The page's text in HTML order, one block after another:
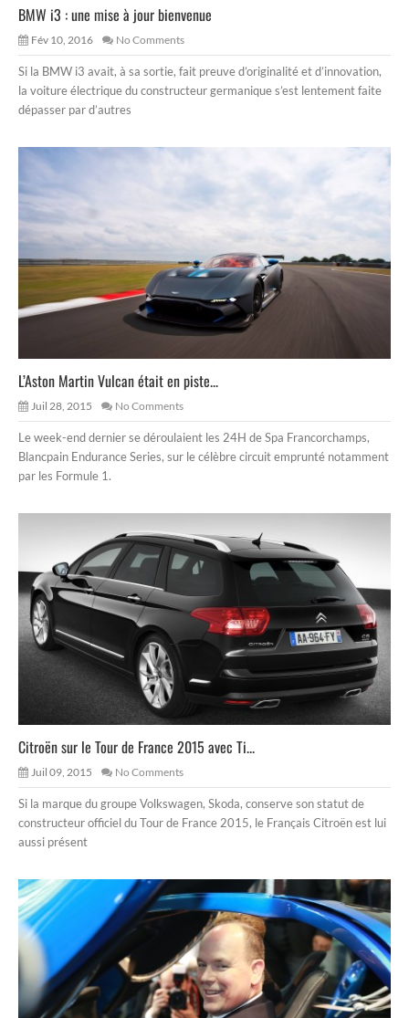
BMW i3 : une mise à jour bienvenue
Fév 10, 2016 No Comments
Si la BMW i3 avait, à sa sortie, fait preuve d’originalité et d’innovation,
la voiture électrique du constructeur germanique s’est lentement faite
dépasser par d’autres
L’Aston Martin Vulcan était en piste...
Juil 28, 2015 No Comments
Le week-end dernier se déroulaient les 24H de Spa Francorchamps,
Blancpain Endurance Series, sur le célèbre circuit emprunté notamment
par les Formule 1.
Citroën sur le Tour de France 2015 avec Ti...
Juil 09, 2015 No Comments
Si la marque du groupe Volkswagen, Skoda, conserve son statut de
constructeur officiel du Tour de France 2015, le Français Citroën est lui
aussi présent